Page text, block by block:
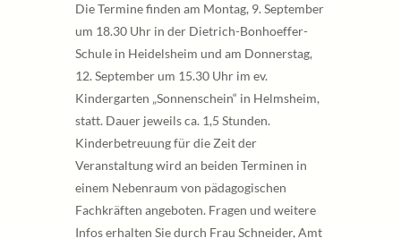
Die Termine finden am Montag, 9. September
um 18.30 Uhr in der Dietrich-Bonhoeffer-
Schule in Heidelsheim und am Donnerstag,
12. September um 15.30 Uhr im ev.
Kindergarten „Sonnenschein“ in Helmsheim,
statt. Dauer jeweils ca. 1,5 Stunden.
Kinderbetreuung für die Zeit der
Veranstaltung wird an beiden Terminen in
einem Nebenraum von pädagogischen
Fachkräften angeboten. Fragen und weitere
Infos erhalten Sie durch Frau Schneider, Amt